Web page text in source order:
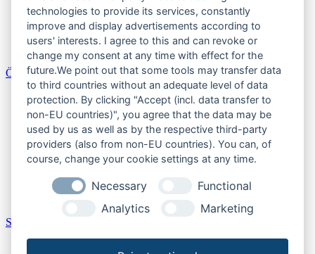
Sachsen
Sachsen-Anhalt
Schleswig-Holstein
Thüringen
Österreich
Burgenland
Kärnten
Niederösterreich
Oberösterreich
Salzburger Land
Steiermark
Vorarlberg
Schweiz
technologies to provide its services, constantly
improve and display advertisements according to
users' interests. I agree to this and can revoke or
change my consent at any time with effect for the
future.We point out that some tools may transfer data
to third countries without an adequate level of data
protection. By clicking "Accept (incl. data transfer to
non-EU countries)", you agree that the data may be
used by us as well as by the respective third-party
providers (also from non-EU countries). You can, of
course, change your cookie settings at any time.
Necessary
Functional
Analytics
Marketing